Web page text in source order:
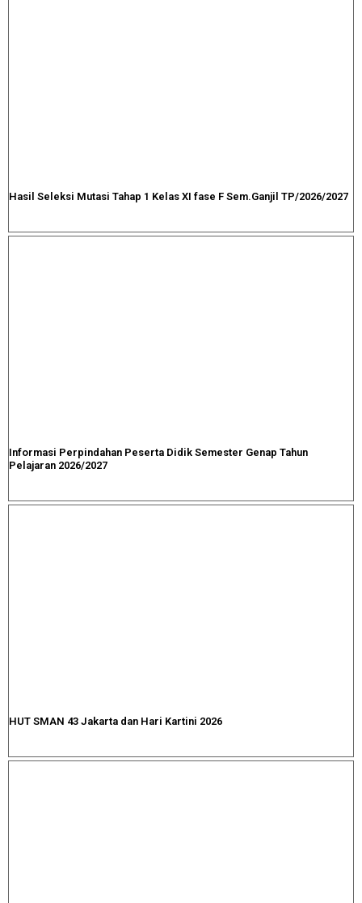
Hasil Seleksi Mutasi Tahap 1 Kelas XI fase F Sem.Ganjil TP/2026/2027
Informasi Perpindahan Peserta Didik Semester Genap Tahun
Pelajaran 2026/2027
HUT SMAN 43 Jakarta dan Hari Kartini 2026